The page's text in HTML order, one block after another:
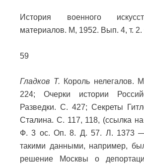
История военного
материалов. М, 1952. Вып. 4, т.
59
Гладков Т. Король нелегалов.
224; Очерки истории
Разведки. С. 427; Секреты
Сталина. С. 117, 118, (ссылка
Ф. 3 ос. Oп. 8. Д. 57. Л. 1373
такими данными, например,
решение Москвы о